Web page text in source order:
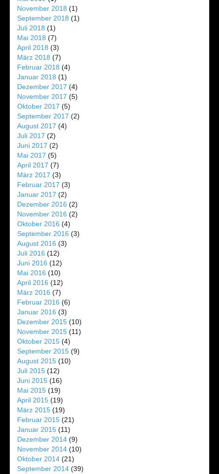
November 2018 (1)
September 2018 (1)
Juli 2018 (1)
Mai 2018 (7)
April 2018 (3)
März 2018 (7)
Februar 2018 (4)
Januar 2018 (1)
Dezember 2017 (4)
November 2017 (5)
Oktober 2017 (5)
September 2017 (2)
August 2017 (4)
Juli 2017 (2)
Juni 2017 (2)
Mai 2017 (5)
April 2017 (7)
März 2017 (3)
Februar 2017 (3)
Januar 2017 (2)
Dezember 2016 (2)
November 2016 (2)
Oktober 2016 (4)
September 2016 (3)
August 2016 (3)
Juli 2016 (12)
Juni 2016 (12)
Mai 2016 (10)
April 2016 (12)
März 2016 (7)
Februar 2016 (6)
Januar 2016 (3)
Dezember 2015 (10)
November 2015 (11)
Oktober 2015 (4)
September 2015 (9)
August 2015 (10)
Juli 2015 (12)
Juni 2015 (16)
Mai 2015 (19)
April 2015 (19)
März 2015 (19)
Februar 2015 (21)
Januar 2015 (11)
Dezember 2014 (9)
November 2014 (10)
Oktober 2014 (21)
September 2014 (39)